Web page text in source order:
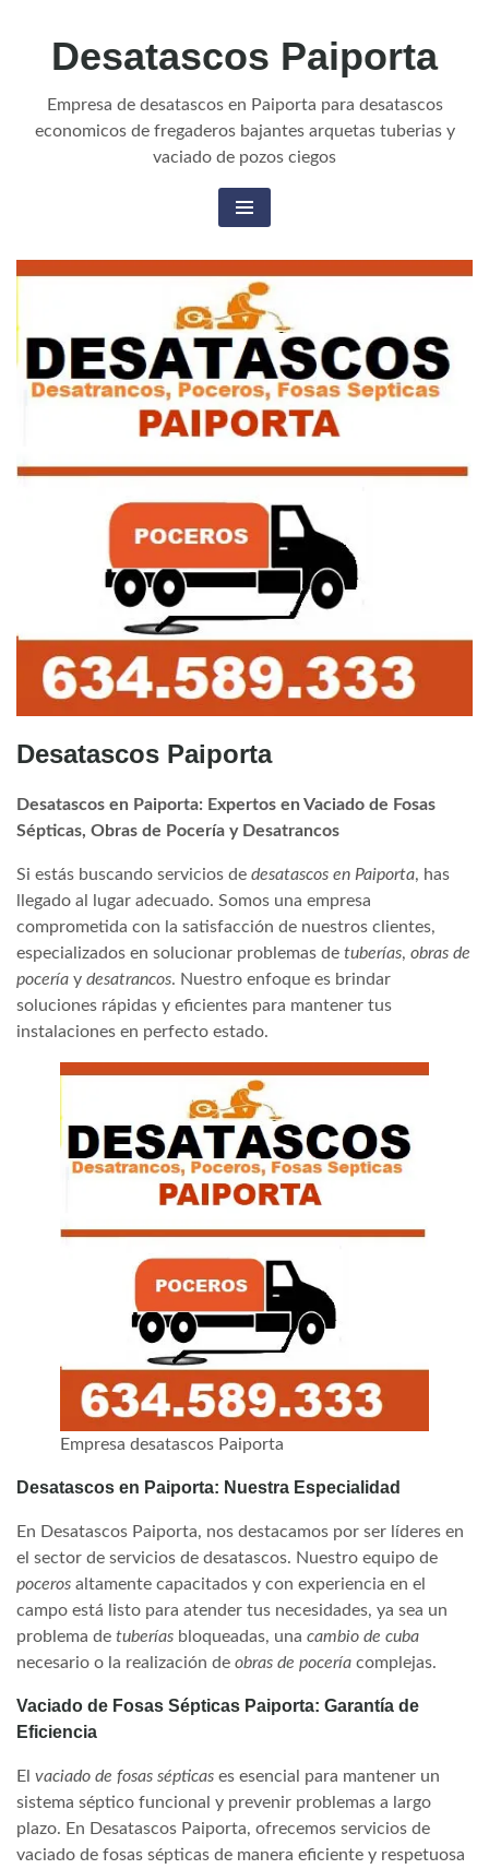
Desatascos Paiporta
Empresa de desatascos en Paiporta para desatascos
economicos de fregaderos bajantes arquetas tuberias y
vaciado de pozos ciegos
Desatascos Paiporta
Desatascos en Paiporta: Expertos en Vaciado de Fosas
Sépticas, Obras de Pocería y Desatrancos
Si estás buscando servicios de desatascos en Paiporta, has
llegado al lugar adecuado. Somos una empresa
comprometida con la satisfacción de nuestros clientes,
especializados en solucionar problemas de tuberías, obras de
pocería y desatrancos. Nuestro enfoque es brindar
soluciones rápidas y eficientes para mantener tus
instalaciones en perfecto estado.
Empresa desatascos Paiporta
Desatascos en Paiporta: Nuestra Especialidad
En Desatascos Paiporta, nos destacamos por ser líderes en
el sector de servicios de desatascos. Nuestro equipo de
poceros altamente capacitados y con experiencia en el
campo está listo para atender tus necesidades, ya sea un
problema de tuberías bloqueadas, una cambio de cuba
necesario o la realización de obras de pocería complejas.
Vaciado de Fosas Sépticas Paiporta: Garantía de
Eficiencia
El vaciado de fosas sépticas es esencial para mantener un
sistema séptico funcional y prevenir problemas a largo
plazo. En Desatascos Paiporta, ofrecemos servicios de
vaciado de fosas sépticas de manera eficiente y respetuosa